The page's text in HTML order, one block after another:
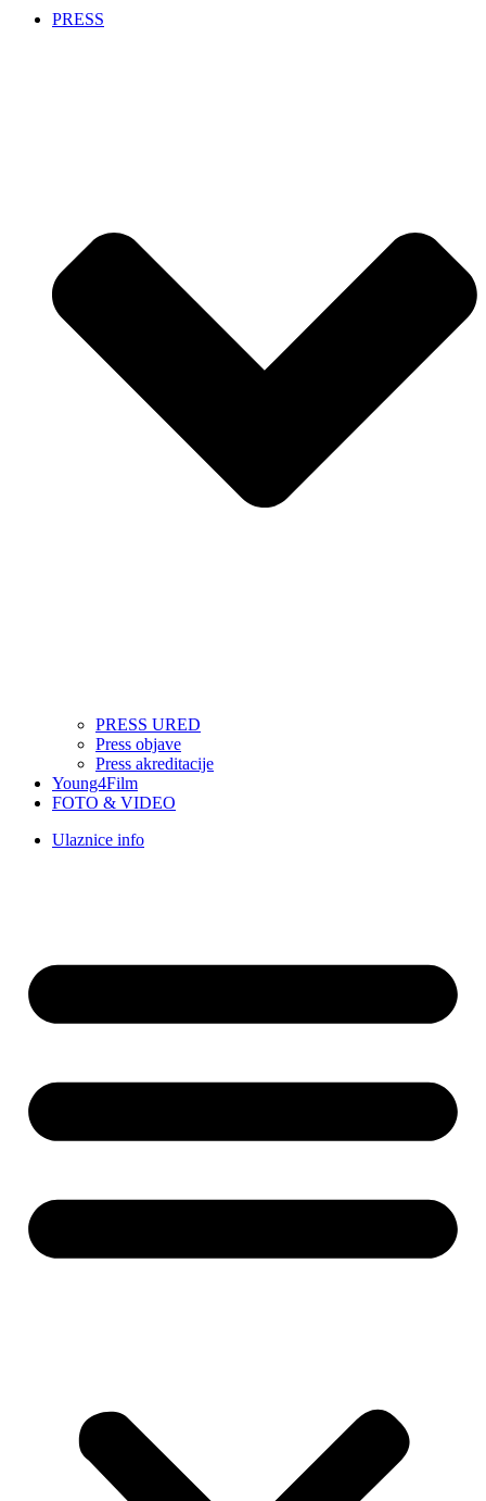
PRESS
PRESS URED
Press objave
Press akreditacije
Young4Film
FOTO & VIDEO
Ulaznice info